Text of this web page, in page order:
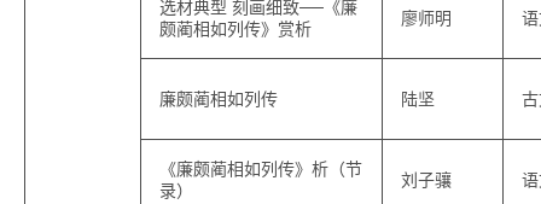
选材典型 刻画细致──《廉
颇蔺相如列传》赏析
廖师明
廉颇蔺相如列传 陆坚
《廉颇蔺相如列传》析（节
录）
刘子骧